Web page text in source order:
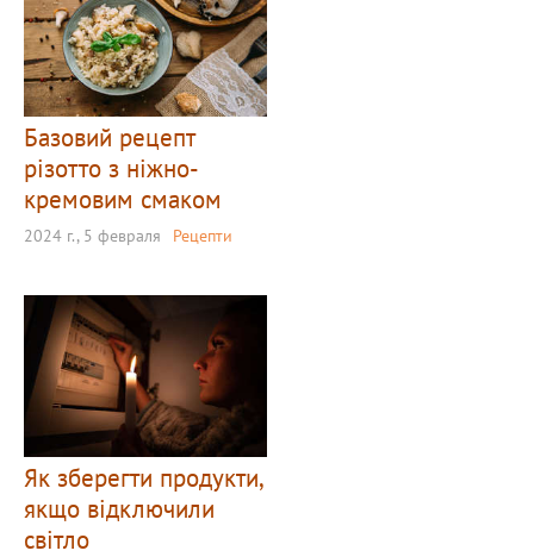
Базовий рецепт
різотто з ніжно-
кремовим смаком
2024 г., 5 февраля Рецепти
Як зберегти продукти,
якщо відключили
світло